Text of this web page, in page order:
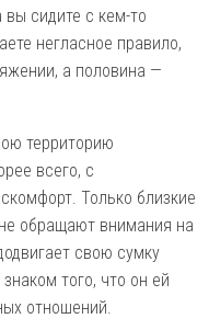
сидите с кем-то
негласное правило,
а половина —
территорию
всего, с
Только близкие
обращают внимания на
свою сумку
того, что он ей
отношений.